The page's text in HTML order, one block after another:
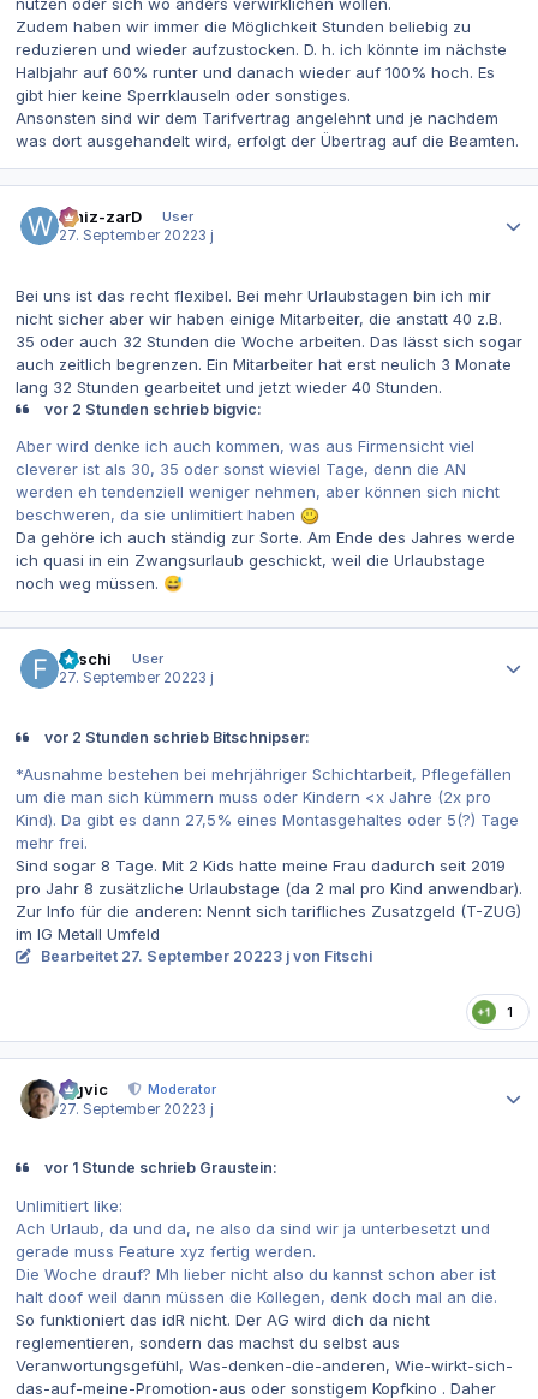
Zudem haben wir immer die Möglichkeit Stunden beliebig zu
reduzieren und wieder aufzustocken. D. h. ich könnte im nächste
Halbjahr auf 60% runter und danach wieder auf 100% hoch. Es
gibt hier keine Sperrklauseln oder sonstiges.
Ansonsten sind wir dem Tarifvertrag angelehnt und je nachdem
was dort ausgehandelt wird, erfolgt der Übertrag auf die Beamten.
Whiz-zarD
User
27. September 20223 j
Bei uns ist das recht flexibel. Bei mehr Urlaubstagen bin ich mir
nicht sicher aber wir haben einige Mitarbeiter, die anstatt 40 z.B.
35 oder auch 32 Stunden die Woche arbeiten. Das lässt sich sogar
auch zeitlich begrenzen. Ein Mitarbeiter hat erst neulich 3 Monate
lang 32 Stunden gearbeitet und jetzt wieder 40 Stunden.
vor 2 Stunden schrieb bigvic:
Aber wird denke ich auch kommen, was aus Firmensicht viel
cleverer ist als 30, 35 oder sonst wieviel Tage, denn die AN
werden eh tendenziell weniger nehmen, aber können sich nicht
beschweren, da sie unlimitiert haben
Da gehöre ich auch ständig zur Sorte. Am Ende des Jahres werde
ich quasi in ein Zwangsurlaub geschickt, weil die Urlaubstage
noch weg müssen. 😅
Fitschi
User
27. September 20223 j
vor 2 Stunden schrieb Bitschnipser:
*Ausnahme bestehen bei mehrjähriger Schichtarbeit, Pflegefällen
um die man sich kümmern muss oder Kindern <x Jahre (2x pro
Kind). Da gibt es dann 27,5% eines Montasgehaltes oder 5(?) Tage
mehr frei.
Sind sogar 8 Tage. Mit 2 Kids hatte meine Frau dadurch seit 2019
pro Jahr 8 zusätzliche Urlaubstage (da 2 mal pro Kind anwendbar).
Zur Info für die anderen: Nennt sich tarifliches Zusatzgeld (T-ZUG)
im IG Metall Umfeld
Bearbeitet 27. September 20223 j von Fitschi
1
bigvic
Moderator
27. September 20223 j
vor 1 Stunde schrieb Graustein:
Unlimitiert like:
Ach Urlaub, da und da, ne also da sind wir ja unterbesetzt und
gerade muss Feature xyz fertig werden.
Die Woche drauf? Mh lieber nicht also du kannst schon aber ist
halt doof weil dann müssen die Kollegen, denk doch mal an die.
So funktioniert das idR nicht. Der AG wird dich da nicht
reglementieren, sondern das machst du selbst aus
Veranwortungsgefühl, Was-denken-die-anderen, Wie-wirkt-sich-
das-auf-meine-Promotion-aus oder sonstigem Kopfkino . Daher